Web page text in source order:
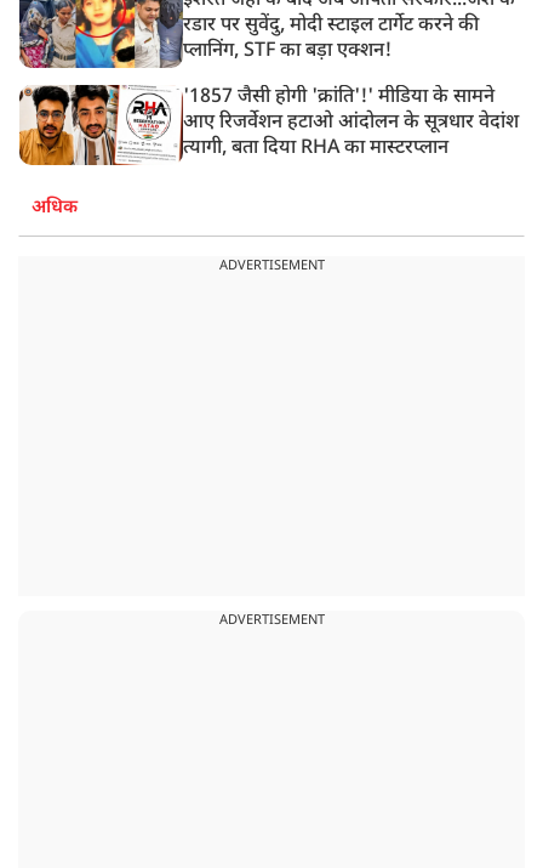
रडार पर सुवेंदु, मोदी स्टाइल टार्गेट करने की
प्लानिंग, STF का बड़ा एक्शन!
'1857 जैसी होगी 'क्रांति'!' मीडिया के सामने
आए रिजर्वेशन हटाओ आंदोलन के सूत्रधार वेदांश
त्यागी, बता दिया RHA का मास्टरप्लान
अधिक
ADVERTISEMENT
ADVERTISEMENT